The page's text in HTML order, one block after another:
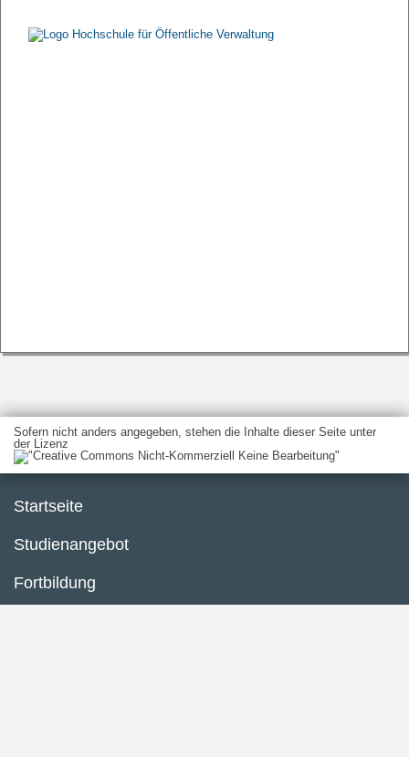
Sofern nicht anders angegeben, stehen die Inhalte dieser Seite unter
der Lizenz
Startseite
Studienangebot
Fortbildung